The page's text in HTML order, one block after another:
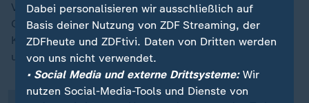
Vorfalls mit ihrem Mann im sechsten Stock des
Gebäudes gewesen zu sein. Sie hätten einen lauten
Knall gehört und zunächst gedacht, es handele sich
um ein Erdbeben. Sie sagte TVBS News:
„
Dabei personalisieren wir ausschließlich auf
Basis deiner Nutzung von ZDF Streaming, der
ZDFheute und ZDFtivi. Daten von Dritten werden
von uns nicht verwendet.
• Social Media und externe Drittsysteme:Wir
nutzen Social-Media-Tools und Dienste von